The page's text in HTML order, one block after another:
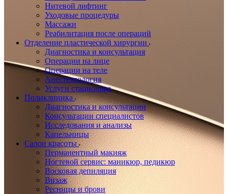
Нитевой лифтинг
Уходовые процедуры
Массажи
Реабилитация после операций
Отделение пластической хирургии
Диагностика и консультация
Операции на лице
Операции на теле
Анестезиология
Услуги стационара
Поликлиника
Диагностика и консультации
Консультации специалистов
Исследования и анализы
Капельницы
Салон красоты
Перманентный макияж
Ногтевой сервис: маникюр, педикюр
Восковая депиляция
Визаж
Ресницы и брови